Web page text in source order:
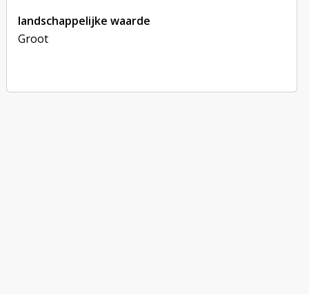
landschappelijke waarde
Groot